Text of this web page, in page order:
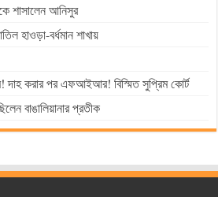
শাসালেন আনিসুর
হাওড়া-বর্ধমান শাখায়
দাহ করার পর এফআইআর! বিস্মিত সুপ্রিম কোর্ট
বাঙালিয়ানার প্রতীক